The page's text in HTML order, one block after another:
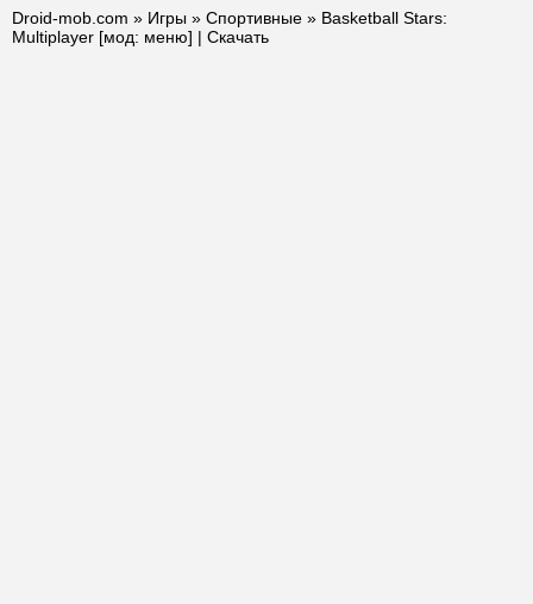
Droid-mob.com » Игры » Спортивные » Basketball Stars:
Multiplayer [мод: меню] | Скачать